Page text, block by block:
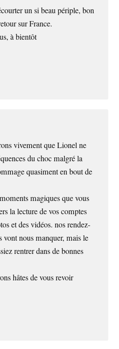
un si beau périple, bon
sur France.
à bientôt
vivement que Lionel ne
du choc malgré la
quasiment en bout de
magiques que vous
la lecture de vos comptes
et des vidéos. nos rendez-
vont nous manquer, mais le
rentrer dans de bonnes
hâtes de vous revoir